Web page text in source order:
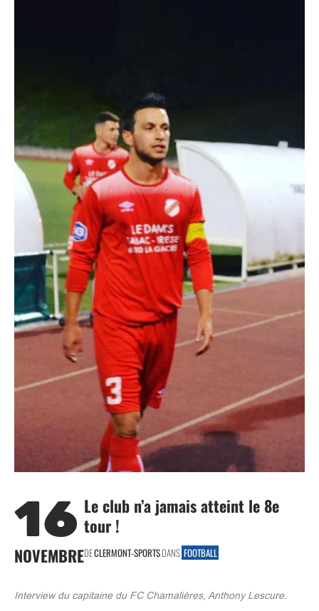
16
NOVEMBRE
Le club n’a jamais atteint le 8e
tour !
DECLERMONT-SPORTSDANS FOOTBALL
Interview du capitaine du FC Chamalières, Anthony Lescure.